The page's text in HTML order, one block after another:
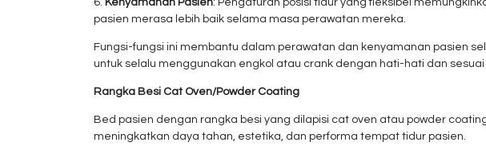
6. Kenyamanan Pasien: Pengaturan posisi tidur yang fleksibel
pasien merasa lebih baik selama masa perawatan mereka.
Fungsi-fungsi ini membantu dalam perawatan dan kenyamanan pasien
untuk selalu menggunakan engkol atau crank dengan hati-hati dan
Rangka Besi Cat Oven/Powder Coating
Bed pasien dengan rangka besi yang dilapisi cat oven atau powder
meningkatkan daya tahan, estetika, dan performa tempat tidur pasien.